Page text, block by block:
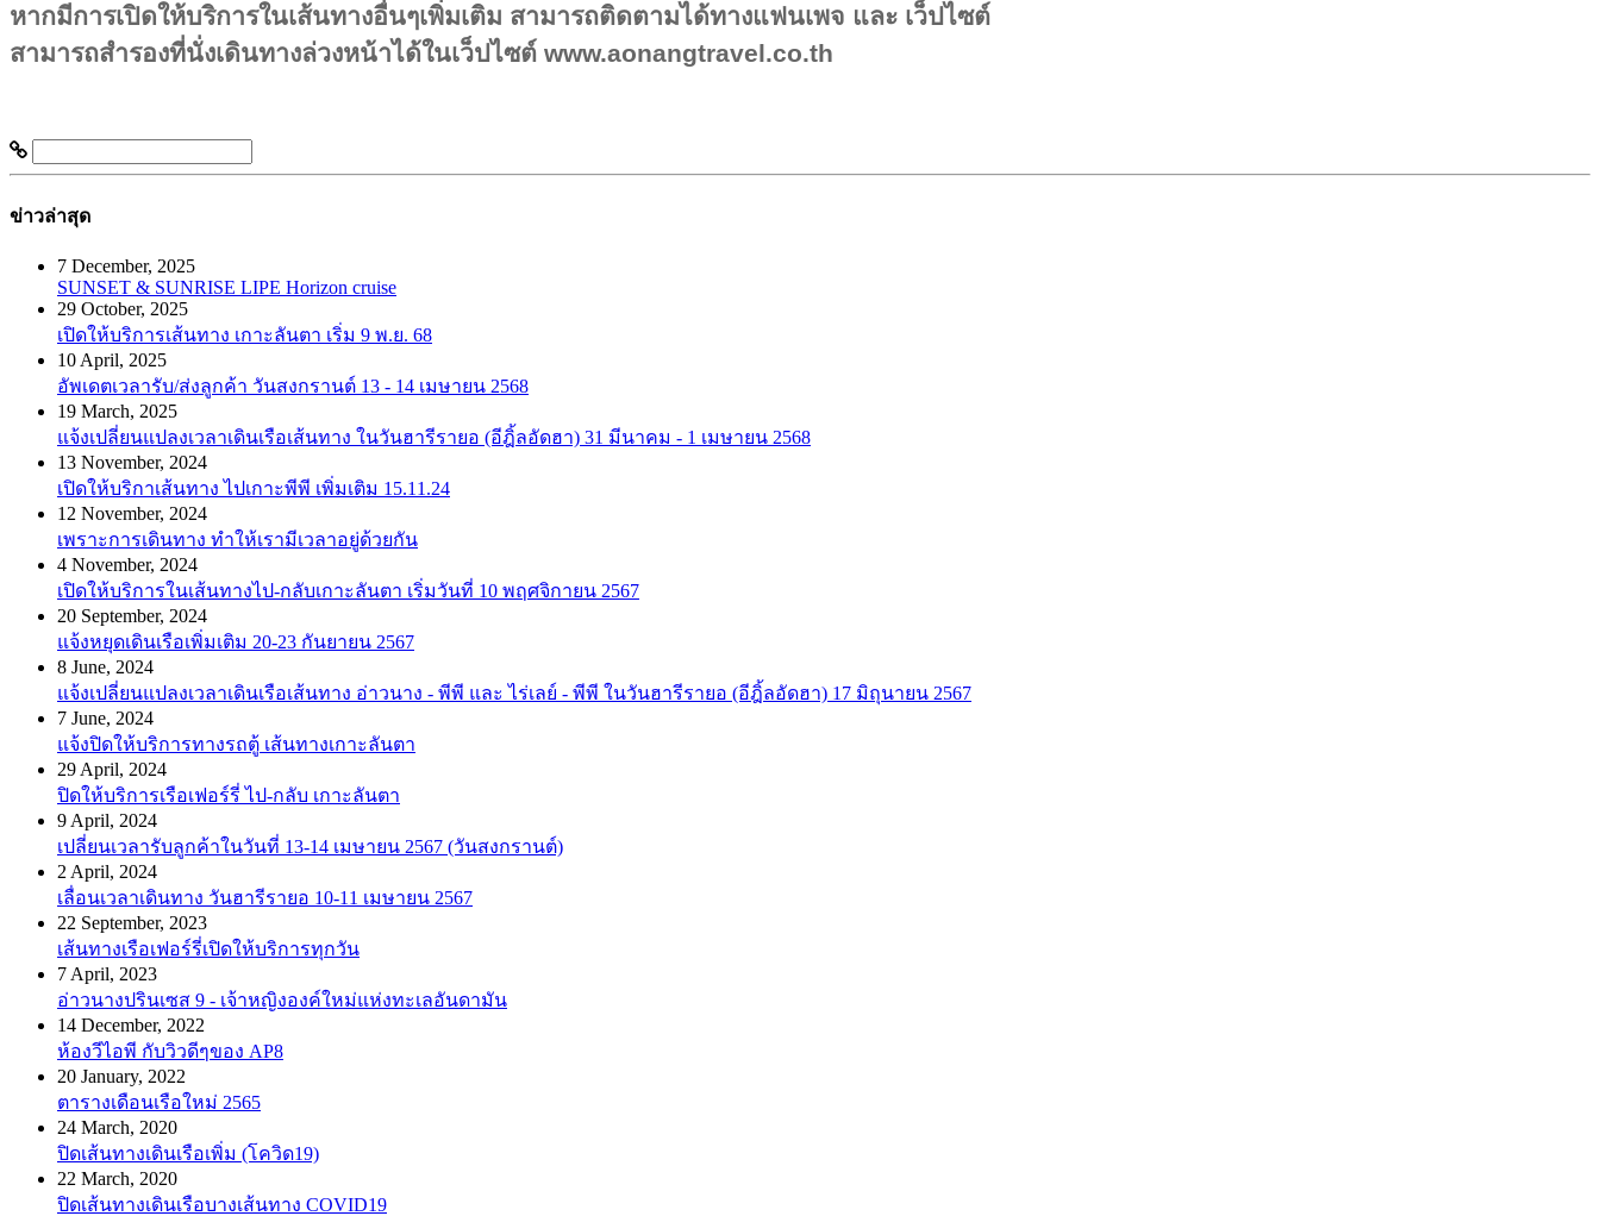
หากมีการเปิดให้บริการในเส้นทางอื่นๆเพิ่มเติม สามารถติดตามได้ทางแฟนเพจ และ เว็ปไซต์
สามารถสำรองที่นั่งเดินทางล่วงหน้าได้ในเว็ปไซต์ www.aonangtravel.co.th
ข่าวล่าสุด
7 December, 2025
SUNSET & SUNRISE LIPE Horizon cruise
29 October, 2025
เปิดให้บริการเส้นทาง เกาะลันตา เริ่ม 9 พ.ย. 68
10 April, 2025
อัพเดตเวลารับ/ส่งลูกค้า วันสงกรานต์ 13 - 14 เมษายน 2568
19 March, 2025
แจ้งเปลี่ยนแปลงเวลาเดินเรือเส้นทาง ในวันฮารีรายอ (อีฎิ้ลอัดฮา) 31 มีนาคม - 1 เมษายน 2568
13 November, 2024
เปิดให้บริกาเส้นทาง ไปเกาะพีพี เพิ่มเติม 15.11.24
12 November, 2024
เพราะการเดินทาง ทำให้เรามีเวลาอยู่ด้วยกัน
4 November, 2024
เปิดให้บริการในเส้นทางไป-กลับเกาะลันตา เริ่มวันที่ 10 พฤศจิกายน 2567
20 September, 2024
แจ้งหยุดเดินเรือเพิ่มเติม 20-23 กันยายน 2567
8 June, 2024
แจ้งเปลี่ยนแปลงเวลาเดินเรือเส้นทาง อ่าวนาง - พีพี และ ไร่เลย์ - พีพี ในวันฮารีรายอ (อีฎิ้ลอัดฮา) 17 มิถุนายน 2567
7 June, 2024
แจ้งปิดให้บริการทางรถตู้ เส้นทางเกาะลันตา
29 April, 2024
ปิดให้บริการเรือเฟอร์รี่ ไป-กลับ เกาะลันตา
9 April, 2024
เปลี่ยนเวลารับลูกค้าในวันที่ 13-14 เมษายน 2567 (วันสงกรานต์)
2 April, 2024
เลื่อนเวลาเดินทาง วันฮารีรายอ 10-11 เมษายน 2567
22 September, 2023
เส้นทางเรือเฟอร์รี่เปิดให้บริการทุกวัน
7 April, 2023
อ่าวนางปรินเซส 9 - เจ้าหญิงองค์ใหม่แห่งทะเลอันดามัน
14 December, 2022
ห้องวีไอพี กับวิวดีๆของ AP8
20 January, 2022
ตารางเดือนเรือใหม่ 2565
24 March, 2020
ปิดเส้นทางเดินเรือเพิ่ม (โควิด19)
22 March, 2020
ปิดเส้นทางเดินเรือบางเส้นทาง COVID19